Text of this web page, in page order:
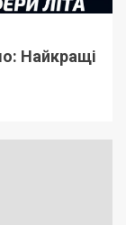
Найкращі